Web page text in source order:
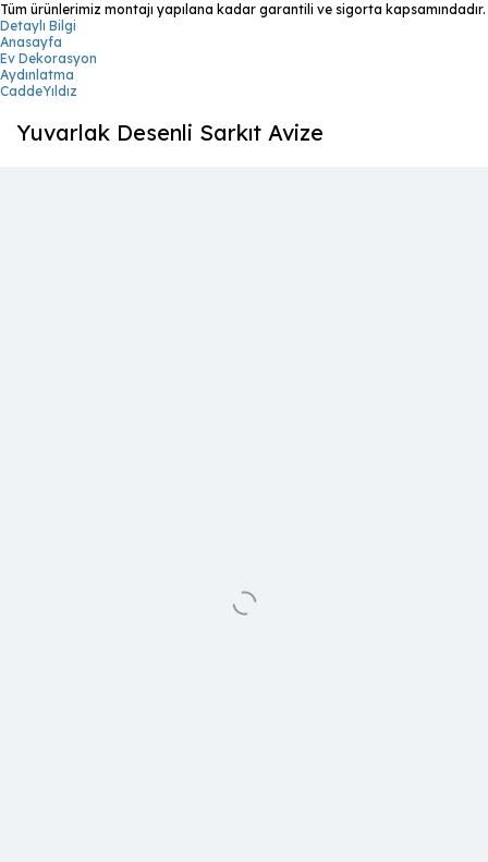
Tüm ürünlerimiz montajı yapılana kadar garantili ve sigorta kapsamındadır.
Detaylı Bilgi
Anasayfa
Ev Dekorasyon
Aydınlatma
CaddeYıldız
Yuvarlak Desenli Sarkıt Avize